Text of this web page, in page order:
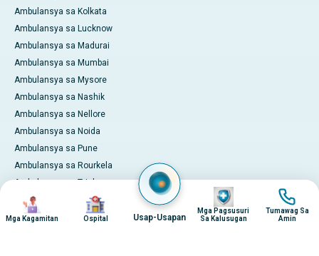
Ambulansya sa Kolkata
Ambulansya sa Lucknow
Ambulansya sa Madurai
Ambulansya sa Mumbai
Ambulansya sa Mysore
Ambulansya sa Nashik
Ambulansya sa Nellore
Ambulansya sa Noida
Ambulansya sa Pune
Ambulansya sa Rourkela
Ambulansya sa Trichy
Ambulansya sa Visakhapatnam
Internasyonal na Serbisyo ng
Imahen
Mga Kagamitan
Imahen
Ospital Usap-Usapan
Imahen
Mga Pagsusuri
Sa Kalusugan
Imahen
Tumawag Sa
Amin